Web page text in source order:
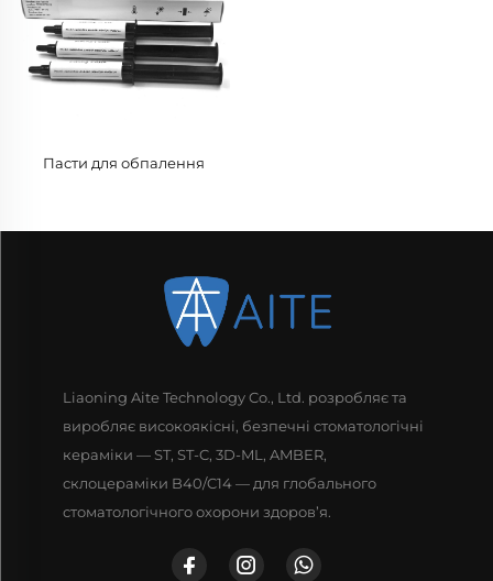
Пасти для обпалення
Liaoning Aite Technology Co., Ltd. розробляє та
виробляє високоякісні, безпечні стоматологічні
кераміки — ST, ST-C, 3D-ML, AMBER,
склоцераміки B40/C14 — для глобального
стоматологічного охорони здоров’я.